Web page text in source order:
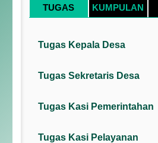
TUGAS KUMPULAN
Tugas Kepala Desa
Tugas Sekretaris Desa
Tugas Kasi Pemerintahan
Tugas Kasi Pelayanan